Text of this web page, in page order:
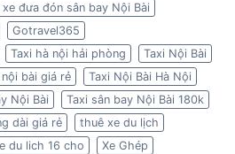
xe đưa đón sân bay Nội Bài
Gotravel365
Taxi hà nội hải phòng
Taxi Nội Bài
bài giá rẻ
Taxi Nội Bài Hà Nội
Nội Bài
Taxi sân bay Nội Bài 180k
dài giá rẻ
thuê xe du lịch
du lich 16 cho
Xe Ghép